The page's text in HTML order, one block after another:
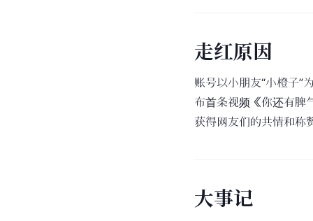
走红原因
账号以小朋友“小橙子”
布首条视频《你还有脾
获得网友们的共情和称
大事记